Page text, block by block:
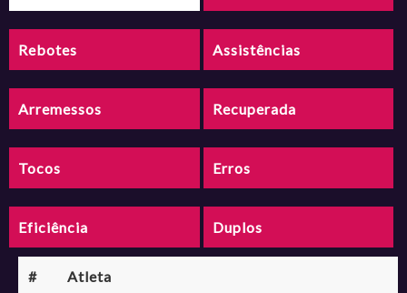
Rebotes Assistências
Arremessos Recuperada
Tocos Erros
Eficiência Duplos
# Atleta